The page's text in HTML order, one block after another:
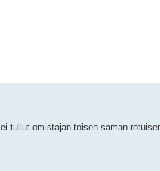
tullut omistajan toisen saman